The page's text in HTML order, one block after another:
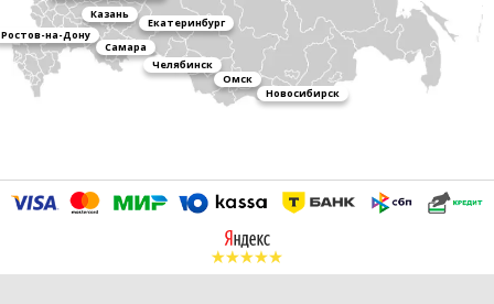
Казань
Екатеринбург
Ростов-на-Дону
Самара
Челябинск
Омск
Новосибирск